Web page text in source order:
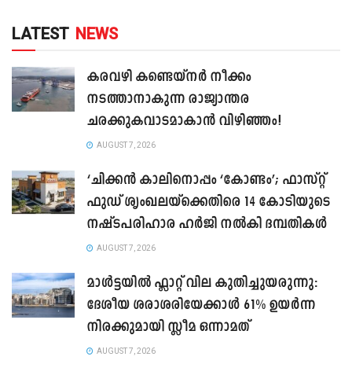
LATEST NEWS
കരവഴി കണ്ടെയ്നർ നീക്കം
നടത്താനാകുന്ന രാജ്യാന്തര
ചരക്കുകവാടമാകാൻ വിഴിഞ്ഞം!
AUGUST 7, 2026
‘ചിക്കൻ കാലിനൊപ്പം ‘കോണ്ടം’; ഫാസ്റ്റ്
ഫുഡ് ശൃംഖലയ്ക്കെതിരെ 14 കോടിയുടെ
നഷ്ടപരിഹാര ഹർജി നൽകി ദമ്പതികൾ
AUGUST 7, 2026
മാൾട്ടയിൽ ഫ്ലാറ്റ് വില കുതിച്ചുയരുന്നു:
ദേശീയ ശരാശരിയേക്കാൾ 61% ഉയർന്ന
നിരക്കുമായി സ്ലീമ ഒന്നാമത്
AUGUST 7, 2026